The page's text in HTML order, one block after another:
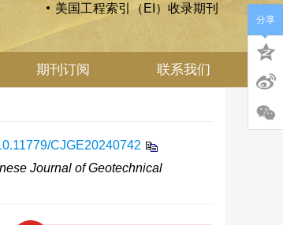
美国工程索引（EI）收录期刊
期刊订阅 联系我们
CJGE20240742
Journal of Geotechnical
分享